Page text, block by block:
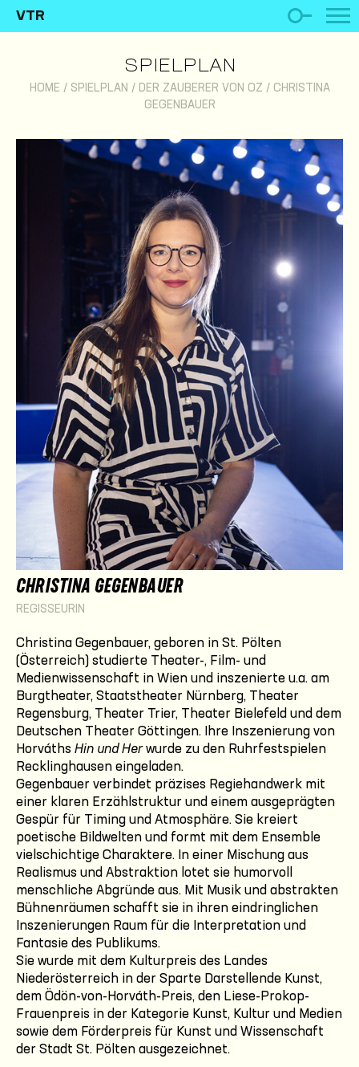
VTR
SPIELPLAN
HOME / SPIELPLAN / DER ZAUBERER VON OZ / CHRISTINA
GEGENBAUER
CHRISTINA GEGENBAUER
REGISSEURIN
Christina Gegenbauer, geboren in St. Pölten
(Österreich) studierte Theater-, Film- und
Medienwissenschaft in Wien und inszenierte u.a. am
Burgtheater, Staatstheater Nürnberg, Theater
Regensburg, Theater Trier, Theater Bielefeld und dem
Deutschen Theater Göttingen. Ihre Inszenierung von
Horváths Hin und Herwurde zu den Ruhrfestspielen
Recklinghausen eingeladen.
Gegenbauer verbindet präzises Regiehandwerk mit
einer klaren Erzählstruktur und einem ausgeprägten
Gespür für Timing und Atmosphäre. Sie kreiert
poetische Bildwelten und formt mit dem Ensemble
vielschichtige Charaktere. In einer Mischung aus
Realismus und Abstraktion lotet sie humorvoll
menschliche Abgründe aus. Mit Musik und abstrakten
Bühnenräumen schafft sie in ihren eindringlichen
Inszenierungen Raum für die Interpretation und
Fantasie des Publikums.
Sie wurde mit dem Kulturpreis des Landes
Niederösterreich in der Sparte Darstellende Kunst,
dem Ödön-von-Horváth-Preis, den Liese-Prokop-
Frauenpreis in der Kategorie Kunst, Kultur und Medien
sowie dem Förderpreis für Kunst und Wissenschaft
der Stadt St. Pölten ausgezeichnet.